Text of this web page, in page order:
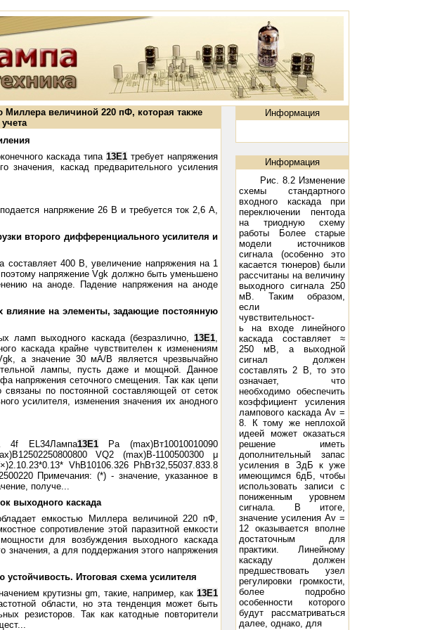
Миллера величиной 220 пФ, которая также
каскада типа13Е1 требует напряжения
значения, каскад предварительного усиления
подается напряжение 26 В и требуется ток 2,6 А,
второго дифференциального усилителя и
составляет 400 В, увеличение напряжения на 1
напряжение Vgk должно быть уменьшено
на аноде. Падение напряжения на аноде
влияние на элементы, задающие постоянную
ламп выходного каскада (безразлично, 13Е1,
каскада крайне чувствителен к изменениям
а значение 30 мА/В является чрезвычайно
лампы, пусть даже и мощной. Данное
напряжения сеточного смещения. Так как цепи
связаны по постоянной составляющей от сеток
усилителя, изменения значения их анодного
4f EL34Лампа13Е1Pa (max)Вт10010010090
VQ2 (max)В-1100500300 μ
VhВ10106.326 PhВт32,55037.833.8
Примечания: (*) - значение, указанное в
получе...
выходного каскада
емкостью Миллера величиной 220 пФ,
сопротивление этой паразитной емкости
для возбуждения выходного каскада
значения, а для поддержания этого напряжения
Итоговая схема усилителя
крутизны gm, такие, например, как 13Е1
области, но эта тенденция может быть
резисторов. Так как катодные повторители
Информация
Информация
Рис. 8.2 Изменение
схемы стандартного
входного каскада при
переключении пентода
на триодную схему
работы Более старые
модели источников
сигнала (особенно это
касается тюнеров) были
рассчитаны на величину
выходного сигнала 250
мВ. Таким образом,
если
чувствительност-
ь на входе линейного
каскада составляет ≈
250 мВ, а выходной
сигнал должен
составлять 2 В, то это
означает, что
необходимо обеспечить
коэффициент усиления
лампового каскада Av =
8. К тому же неплохой
идеей может оказаться
решение иметь
дополнительный запас
усиления в ЗдБ к уже
имеющимся 6дБ, чтобы
использовать записи с
пониженным уровнем
сигнала. В итоге,
значение усиления Av =
12 оказывается вполне
достаточным для
практики. Линейному
каскаду должен
предшествовать узел
регулировки громкости,
более подробно
особенности которого
будут рассматриваться
далее, однако, для